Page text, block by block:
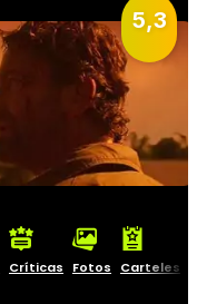
5,3
Críticas Fotos Carteles